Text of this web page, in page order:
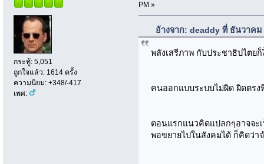
กระทู้: 5,051
ถูกใจแล้ว: 1614 ครั้ง
ความนิยม: +348/-417
เพศ:
PM »
อ้างจาก: deaddy ที่ ธันวาคม
พลังเสรีภาพ กับประชาธิปไตยก็
คนออกแบบระบบไม่ผิด ผิดตรง
ตอนแรกแนวคิดแปลกๆอาจจะ
พอขยายไปในสังคมได้ ก็คิดว่า